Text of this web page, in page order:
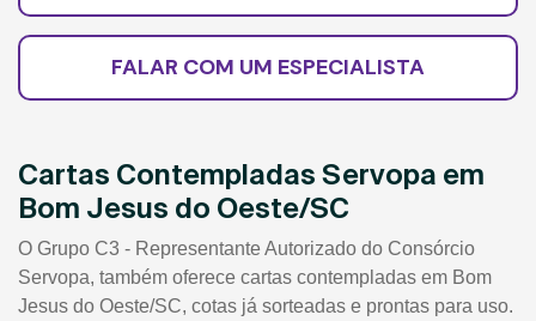
FALAR COM UM ESPECIALISTA
Cartas Contempladas Servopa em
Bom Jesus do Oeste/SC
O Grupo C3 - Representante Autorizado do Consórcio
Servopa, também oferece cartas contempladas em Bom
Jesus do Oeste/SC, cotas já sorteadas e prontas para uso.